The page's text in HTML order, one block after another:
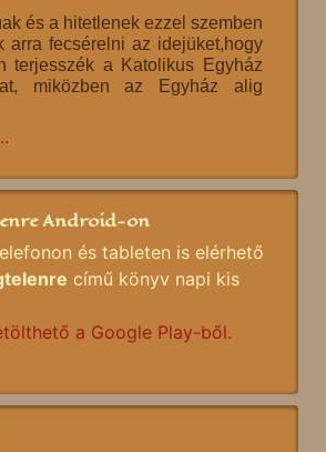
és a hitetlenek ezzel szemben
arra fecsérelni az idejüket,hogy
terjesszék a Katolikus Egyház
miközben az Egyház alig
Android-on
és tableten is elérhető
című könyv napi kis
a Google Play-ből.